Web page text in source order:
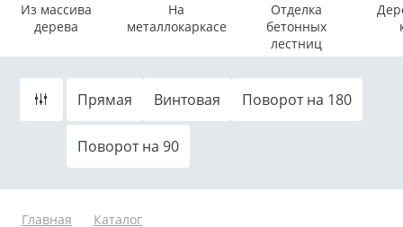
Из массива
дерева
На
металлокаркасе
Отделка
бетонных
лестниц
Прямая Винтовая Поворот на 180
Поворот на 90
Главная Каталог